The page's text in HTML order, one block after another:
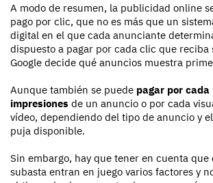
A modo de resumen, la publicidad online
pago por clic, que no es más que un
digital en el que cada anunciante
dispuesto a pagar por cada clic que reciba
Google decide qué anuncios muestra
Aunque también se puede pagar por cada
impresiones de un anuncio o por cada
vídeo, dependiendo del tipo de anuncio y
puja disponible.
Sin embargo, hay que tener en cuenta que
subasta entran en juego varios factores y